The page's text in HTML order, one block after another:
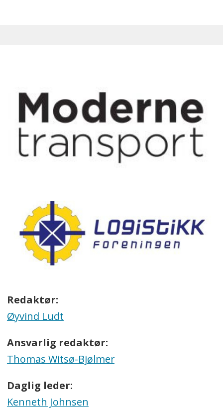
Redaktør:
Øyvind Ludt
Ansvarlig redaktør:
Thomas Witsø-Bjølmer
Daglig leder:
Kenneth Johnsen